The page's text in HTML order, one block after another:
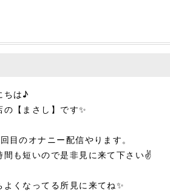
ちは♪
の【まさし】です✨
目のオナニー配信やります。
間も短いので是非見に来て下さい✌️
よくなってる所見に来てね✨